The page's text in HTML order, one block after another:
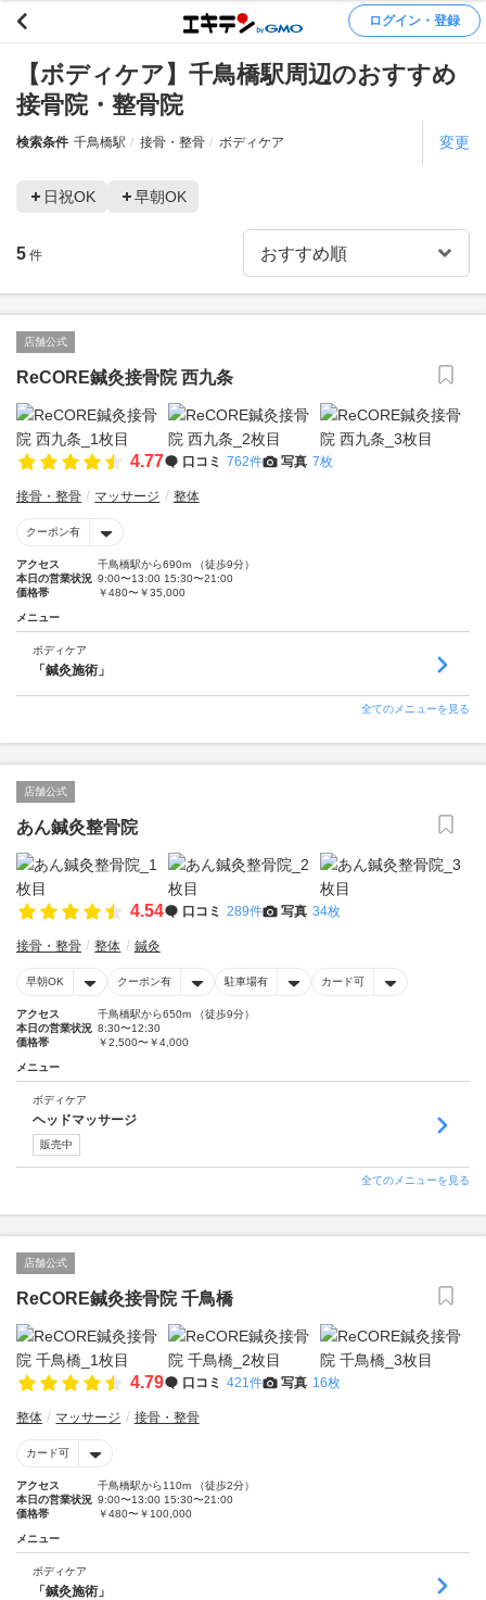
ログイン・登録
【ボディケア】千鳥橋駅周辺のおすすめ
接骨院・整骨院
検索条件 千鳥橋駅 接骨・整骨 ボディケア 変更
日祝OK 早朝OK
5 件
店舗公式
ReCORE鍼灸接骨院 西九条
4.77 口コミ 762件 写真 7枚
接骨・整骨 マッサージ 整体
クーポン有
アクセス
千鳥橋駅から690m （徒歩9分）
本日の営業状況 9:00〜13:00 15:30〜21:00
価格帯
￥480〜￥35,000
メニュー
ボディケア
「鍼灸施術」
全てのメニューを見る
店舗公式
あん鍼灸整骨院
4.54 口コミ 289件 写真 34枚
接骨・整骨 整体 鍼灸
早朝OK クーポン有 駐車場有 カード可
アクセス
千鳥橋駅から650m （徒歩9分）
本日の営業状況 8:30〜12:30
価格帯
￥2,500〜￥4,000
メニュー
ボディケア
ヘッドマッサージ
販売中
全てのメニューを見る
店舗公式
ReCORE鍼灸接骨院 千鳥橋
4.79 口コミ 421件 写真 16枚
整体 マッサージ 接骨・整骨
カード可
アクセス
千鳥橋駅から110m （徒歩2分）
本日の営業状況 9:00〜13:00 15:30〜21:00
価格帯
￥480〜￥100,000
メニュー
ボディケア
「鍼灸施術」